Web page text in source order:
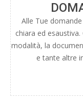
Alle Tue
chiara ed esaustiva.
modalità, la
e tante altre